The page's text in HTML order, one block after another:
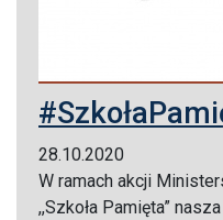
28.10.2020
W ramach akcji
,,Szkoła Pamięta”